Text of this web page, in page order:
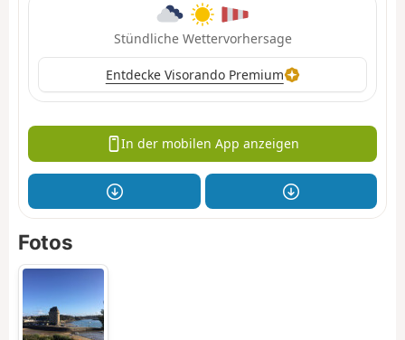
Stündliche Wettervorhersage
Entdecke Visorando Premium
In der mobilen App anzeigen
Fotos